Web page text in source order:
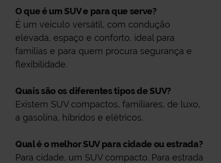
O que é um SUV e para que serve?
É um veículo versátil, com condução
elevada, espaço e conforto, ideal para
famílias e para quem procura segurança e
flexibilidade.
Quais são os diferentes tipos de SUV?
Existem SUV compactos, familiares, de luxo,
a gasolina, híbridos e elétricos.
Qual é o melhor SUV para cidade ou estrada?
Para cidade, um SUV compacto. Para estrada